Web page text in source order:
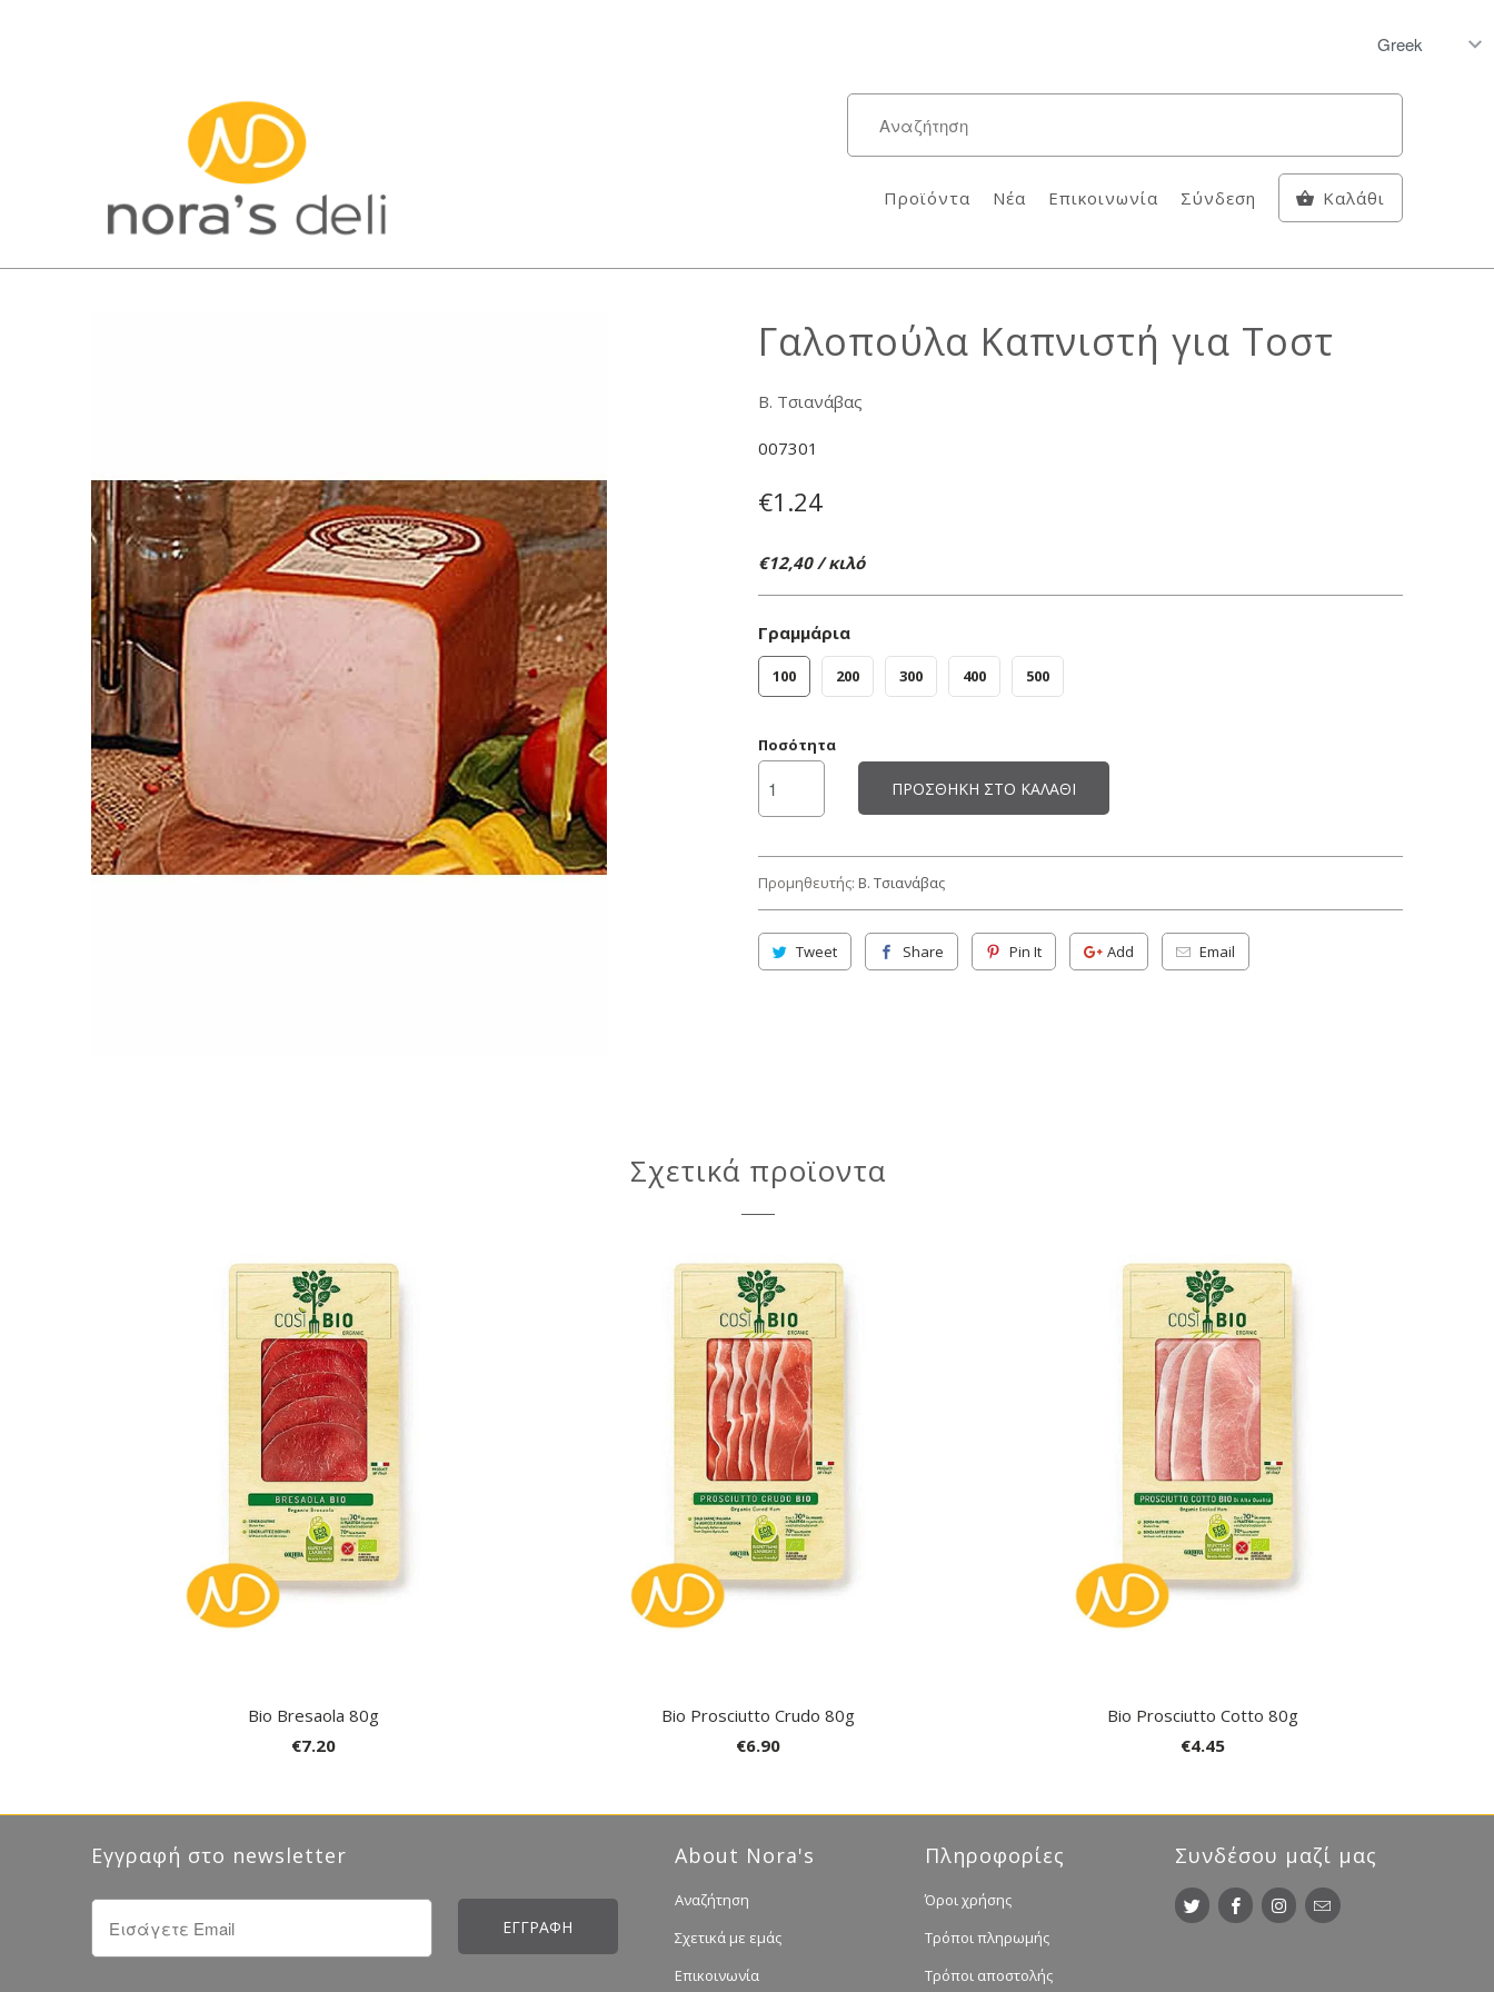
Προϊόντα Νέα Επικοινωνία Σύνδεση Καλάθι
Γαλοπούλα Καπνιστή για Τοστ
Β. Τσιανάβας
007301
€1.24
€12,40 / κιλό
Γραμμάρια
100 200 300 400 500
Ποσότητα
ΠΡΟΣΘΉΚΗ ΣΤΟ ΚΑΛΆΘΙ
Προμηθευτής: Β. Τσιανάβας
Tweet Share Pin It Add Email
Σχετικά προϊοντα
Bio Bresaola 80g
€7.20
Bio Prosciutto Crudo 80g
€6.90
Bio Prosciutto Cotto 80g
€4.45
Εγγραφή στο newsletter About Nora's
Αναζήτηση
Σχετικά με εμάς
Επικοινωνία
Πληροφορίες
Όροι χρήσης
Τρόποι πληρωμής
Τρόποι αποστολής
Συνδέσου μαζί μας